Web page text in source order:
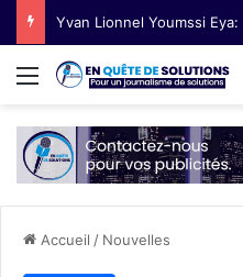
Menu
Accueil / Nouvelles